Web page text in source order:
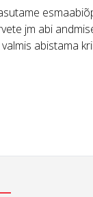
jm abi
abistama